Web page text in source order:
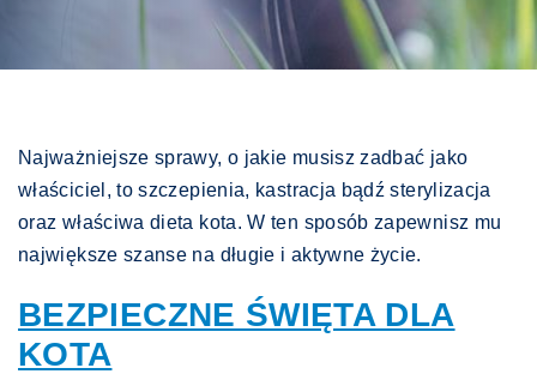
Najważniejsze sprawy, o jakie musisz zadbać jako
właściciel, to szczepienia, kastracja bądź sterylizacja
oraz właściwa dieta kota. W ten sposób zapewnisz mu
największe szanse na długie i aktywne życie.
BEZPIECZNE ŚWIĘTA DLA
KOTA